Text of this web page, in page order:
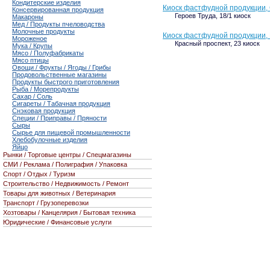
Киоск фастфудной
Героев Труда, 18/1 киоск
Киоск фастфудной
Красный проспект, 23 киоск
Кондитерские изделия
Консервированная продукция
Макароны
Мед / Продукты пчеловодства
Молочные продукты
Мороженое
Мука / Крупы
Мясо / Полуфабрикаты
Мясо птицы
Овощи / Фрукты / Ягоды / Грибы
Продовольственные магазины
Продукты быстрого приготовления
Рыба / Морепродукты
Сахар / Соль
Сигареты / Табачная продукция
Снэковая продукция
Специи / Приправы / Пряности
Сыры
Сырье для пищевой промышленности
Хлебобулочные изделия
Яйцо
Рынки / Торговые центры / Спецмагазины
СМИ / Реклама / Полиграфия / Упаковка
Спорт / Отдых / Туризм
Строительство / Недвижимость / Ремонт
Товары для животных / Ветеринария
Транспорт / Грузоперевозки
Хозтовары / Канцелярия / Бытовая техника
Юридические / Финансовые услуги